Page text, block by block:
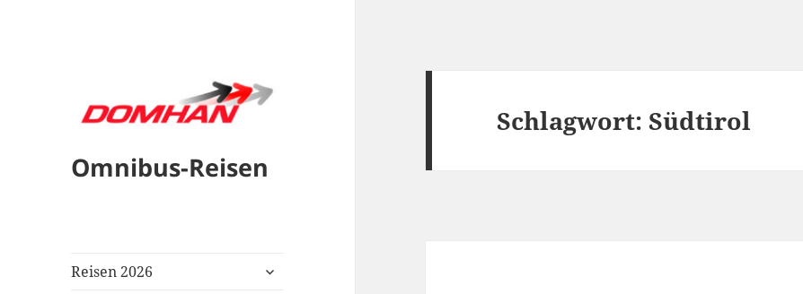
Omnibus-Reisen
Reisen 2026
untermenü
Schlagwort:Südtirol